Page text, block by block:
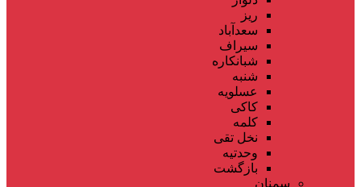
ریز
سعدآباد
سیراف
شبانکاره
شنبه
عسلویه
کاکی
کلمه
نخل تقی
وحدتیه
بازگشت
سمنان